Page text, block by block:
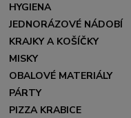
HYGIENA
JEDNORÁZOVÉ NÁDOBÍ
KRAJKY A KOŠÍČKY
MISKY
OBALOVÉ MATERIÁLY
PÁRTY
PIZZA KRABICE